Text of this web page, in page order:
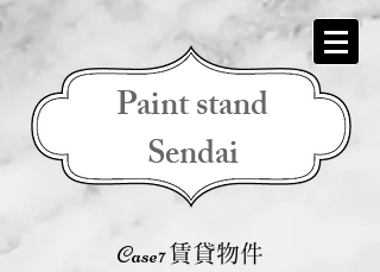
Paint stand
Sendai
Case7賃貸物件